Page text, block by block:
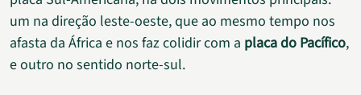
um na direção leste-oeste, que ao mesmo tempo nos
afasta da África e nos faz colidir com a placa do Pacífico,
e outro no sentido norte-sul.